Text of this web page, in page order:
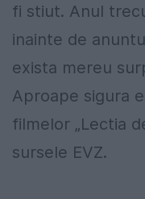
fi stiut. Anul
inainte de
exista mereu
Aproape sigura
filmelor „Lectia
sursele EVZ.